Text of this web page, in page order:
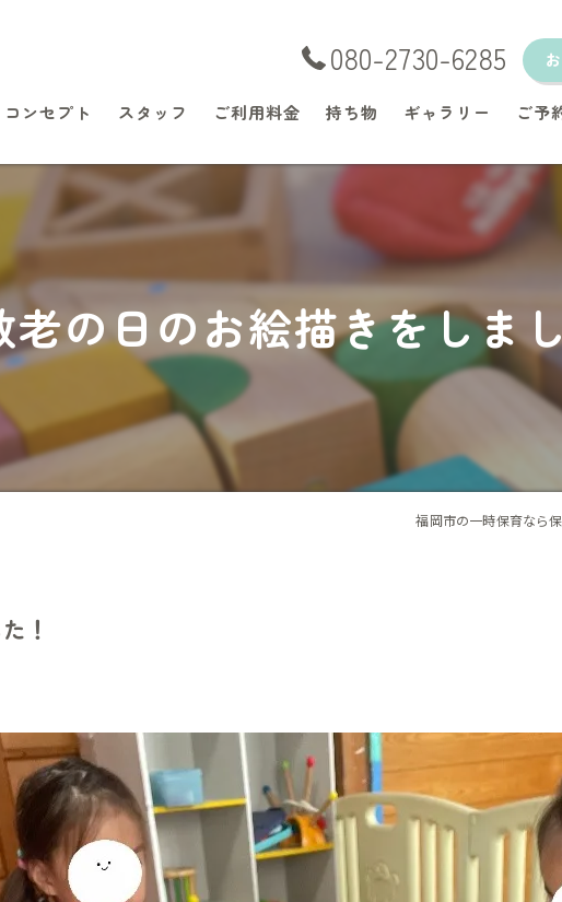
080-2730-6285
コンセプト スタッフ ご利用料金 持ち物 ギャラリー ご予
老の日のお絵描きをしま
福岡市の一時保育なら
！